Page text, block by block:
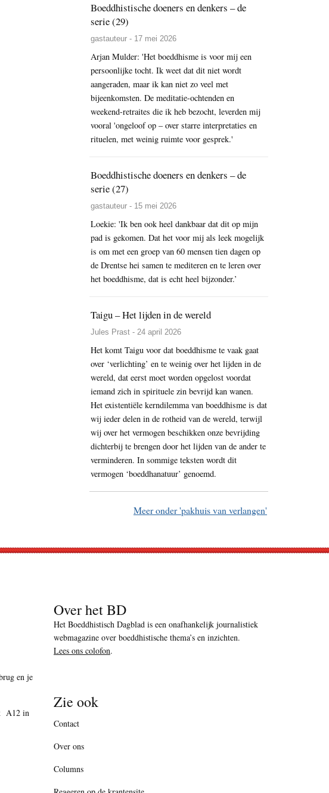
Boeddhistische doeners en denkers – de
serie (29)
gastauteur - 17 mei 2026
Arjan Mulder: 'Het boeddhisme is voor mij een
persoonlijke tocht. Ik weet dat dit niet wordt
aangeraden, maar ik kan niet zo veel met
bijeenkomsten. De meditatie-ochtenden en
weekend-retraites die ik heb bezocht, leverden mij
vooral 'ongeloof op – over starre interpretaties en
rituelen, met weinig ruimte voor gesprek.'
Boeddhistische doeners en denkers – de
serie (27)
gastauteur - 15 mei 2026
Loekie: 'Ik ben ook heel dankbaar dat dit op mijn
pad is gekomen. Dat het voor mij als leek mogelijk
is om met een groep van 60 mensen tien dagen op
de Drentse hei samen te mediteren en te leren over
het boeddhisme, dat is echt heel bijzonder.’
Taigu – Het lijden in de wereld
Jules Prast - 24 april 2026
Het komt Taigu voor dat boeddhisme te vaak gaat
over ‘verlichting’ en te weinig over het lijden in de
wereld, dat eerst moet worden opgelost voordat
iemand zich in spirituele zin bevrijd kan wanen.
Het existentiële kerndilemma van boeddhisme is dat
wij ieder delen in de rotheid van de wereld, terwijl
wij over het vermogen beschikken onze bevrijding
dichterbij te brengen door het lijden van de ander te
verminderen. In sommige teksten wordt dit
vermogen ‘boeddhanatuur’ genoemd.
Meer onder 'pakhuis van verlangen'
en je
A12 in
Over het BD
Het Boeddhistisch Dagblad is een onafhankelijk journalistiek
webmagazine over boeddhistische thema’s en inzichten.
Lees ons colofon.
Zie ook
Contact
Over ons
Columns